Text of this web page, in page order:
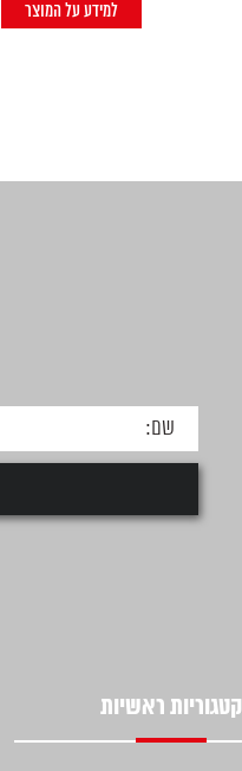
למידע על המוצר
קטגוריות ראשיות